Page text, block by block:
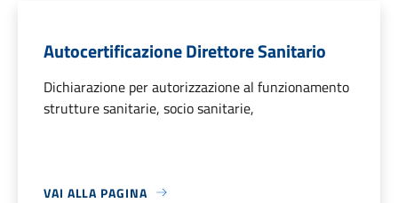
Autocertificazione Direttore Sanitario
Dichiarazione per autorizzazione al funzionamento
strutture sanitarie, socio sanitarie,
VAI ALLA PAGINA